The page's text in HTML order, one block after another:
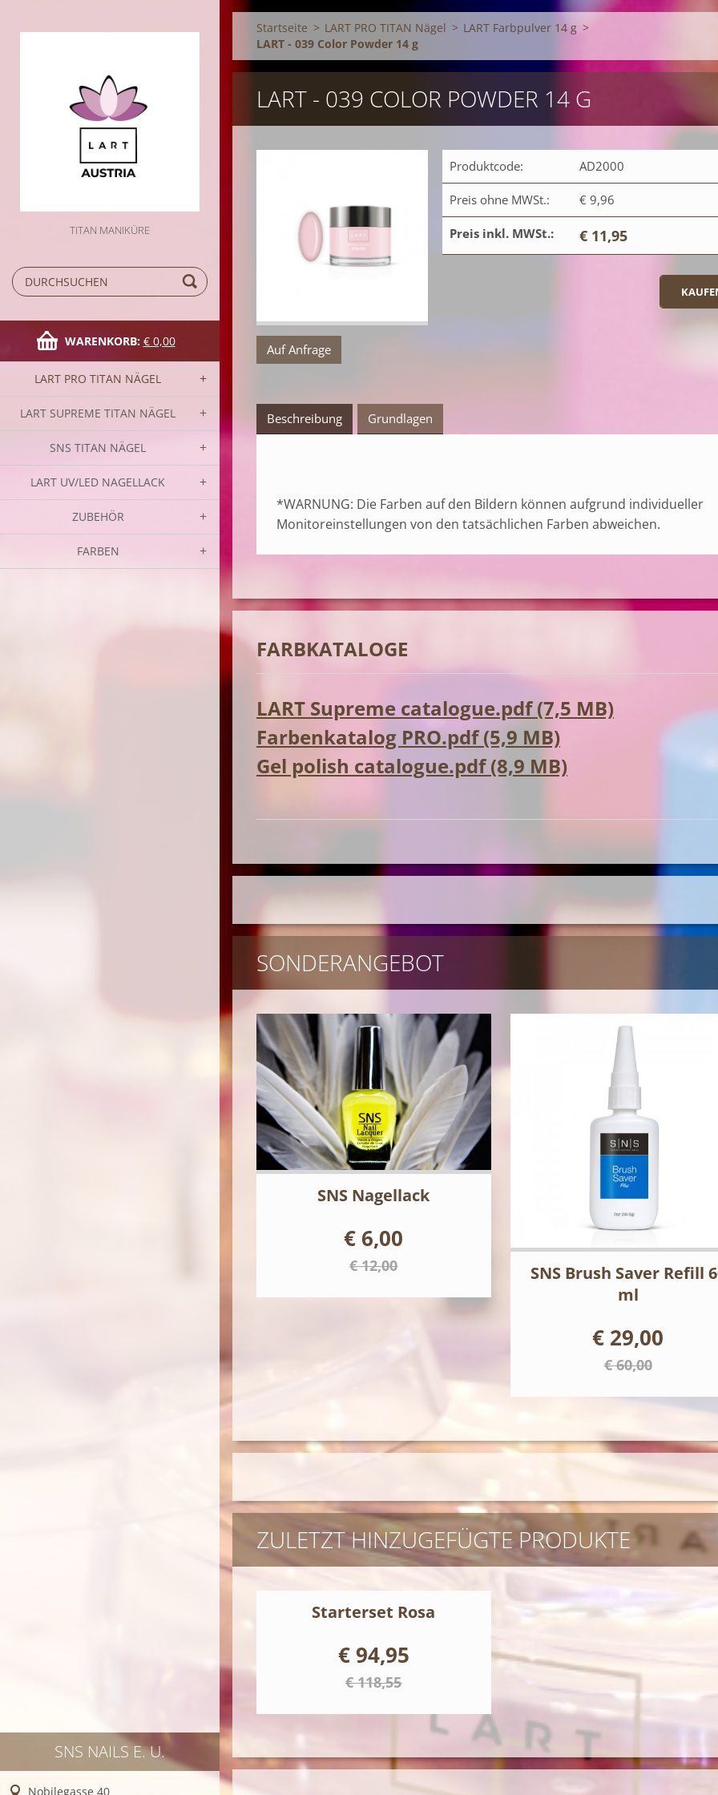
TITAN MANIKÜRE
WARENKORB: € 0,00
LART PRO TITAN NÄGEL
LART SUPREME TITAN NÄGEL
SNS TITAN NÄGEL
LART UV/LED NAGELLACK
ZUBEHÖR
FARBEN
SNS NAILS E. U.
Nobilegasse 40
Startseite > LART PRO TITAN Nägel > LART Farbpulver 14 g >
LART - 039 Color Powder 14 g
LART - 039 COLOR POWDER 14 G
Auf Anfrage
Produktcode: AD2000
Preis ohne MWSt.: € 9,96
Preis inkl. MWSt.: € 11,95
Beschreibung Grundlagen
*WARNUNG: Die Farben auf den Bildern können aufgrund individueller
Monitoreinstellungen von den tatsächlichen Farben abweichen.
FARBKATALOGE
LART Supreme catalogue.pdf (7,5 MB)
Farbenkatalog PRO.pdf (5,9 MB)
Gel polish catalogue.pdf (8,9 MB)
SONDERANGEBOT
SNS Nagellack
€ 6,00
€ 12,00
SNS Brush Saver Refill
ml
€ 29,00
€ 60,00
ZULETZT HINZUGEFÜGTE PRODUKTE
Starterset Rosa
€ 94,95
€ 118,55